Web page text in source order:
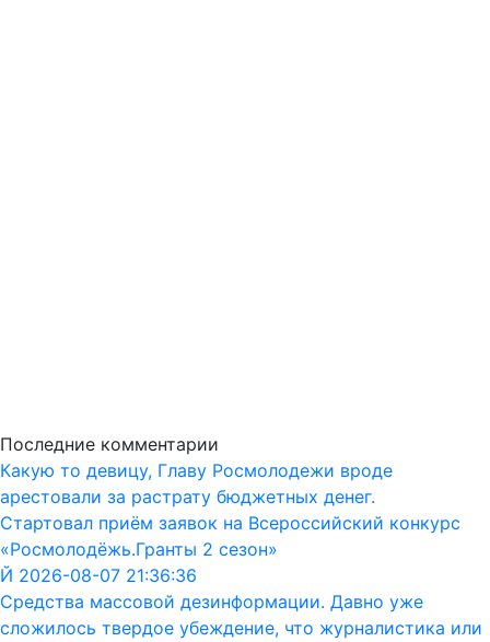
Последние комментарии
Какую то девицу, Главу Росмолодежи вроде
арестовали за растрату бюджетных денег.
Стартовал приём заявок на Всероссийский конкурс
«Росмолодёжь.Гранты 2 сезон»
Й 2026-08-07 21:36:36
Средства массовой дезинформации. Давно уже
сложилось твердое убеждение, что журналистика или